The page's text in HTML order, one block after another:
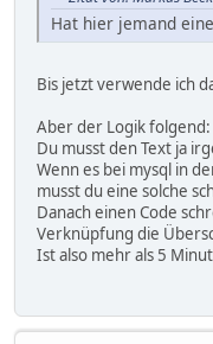
Hat hier jemand
Bis jetzt verwende ich
Aber der Logik folgend:
Du musst den Text ja
Wenn es bei mysql in
musst du eine solche
Danach einen Code
Verknüpfung die
Ist also mehr als 5